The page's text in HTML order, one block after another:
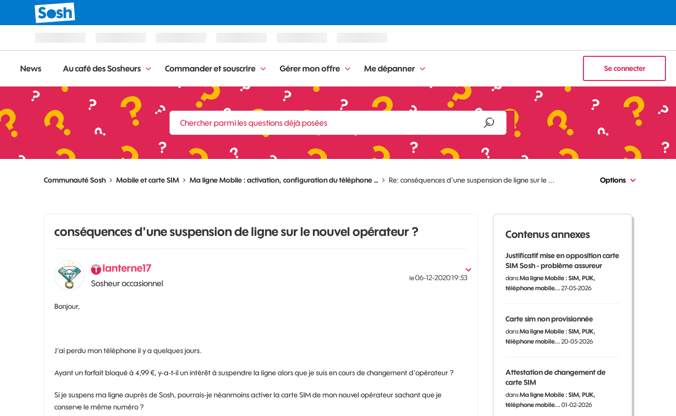
News Au café des Sosheurs Commander et souscrire Gérer mon offre Me dépanner Se connecter
Communauté Sosh Mobile et carte SIM Ma ligne Mobile : activation, configuration du téléphone … Re: conséquences d'une suspension de ligne sur le ... Options
conséquences d'une suspension de ligne sur le nouvel opérateur ?
lanterne17
Sosheur occasionnel
le‎06-12-202019:53
Bonjour,
J'ai perdu mon téléphone il y a quelques jours.
Ayant un forfait bloqué à 4,99 €, y-a-t-il un intérêt à suspendre la ligne alors que je suis en cours de changement d'opérateur ?
Si je suspens ma ligne auprès de Sosh, pourrais-je néanmoins activer la carte SIM de mon nouvel opérateur sachant que je
conserve le même numéro ?
Contenus annexes
Justificatif mise en opposition carte
SIM Sosh - problème assureur
dansMa ligne Mobile : SIM, PUK,
téléphone mobile... 27-05-2026
Carte sim non provisionnée
dansMa ligne Mobile : SIM, PUK,
téléphone mobile... 20-05-2026
Attestation de changement de
carte SIM
dansMa ligne Mobile : SIM, PUK,
téléphone mobile... 01-02-2026